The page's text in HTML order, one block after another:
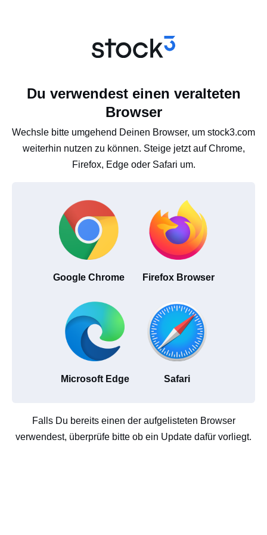
Du verwendest einen veralteten
Browser
Wechsle bitte umgehend Deinen Browser, um stock3.com
weiterhin nutzen zu können. Steige jetzt auf Chrome,
Firefox, Edge oder Safari um.
Google Chrome Firefox Browser
Microsoft Edge Safari
Falls Du bereits einen der aufgelisteten Browser
verwendest, überprüfe bitte ob ein Update dafür vorliegt.